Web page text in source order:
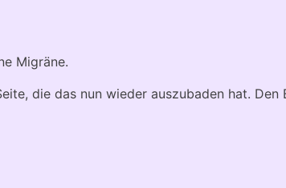
Migräne.
die das nun wieder auszubaden hat.